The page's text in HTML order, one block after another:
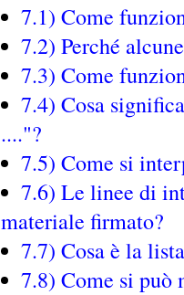
7.1) Come
7.2) Perché
7.3) Come
7.4) Cosa
...."?
7.5) Come si
7.6) Le linee di
materiale firmato?
7.7) Cosa è la
7.8) Come si